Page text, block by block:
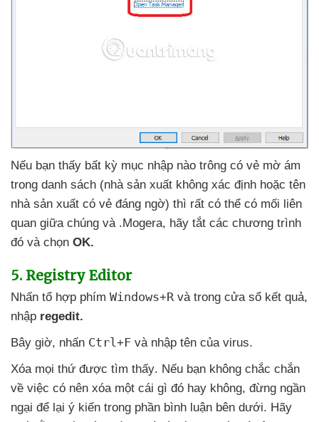
Nếu bạn thấy bất kỳ mục nhập nào trông có vẻ mờ ám
trong danh sách (nhà sản xuất không xác định hoặc tên
nhà sản xuất có vẻ đáng ngờ) thì rất có thể có mối liên
quan giữa chúng và .Mogera, hãy tắt các chương trình
đó và chọn OK.
5. Registry Editor
Nhấn tổ hợp phím Windows+R và trong cửa sổ kết quả,
nhập regedit.
Bây giờ, nhấn Ctrl+F và nhập tên của virus.
Xóa mọi thứ được tìm thấy. Nếu bạn không chắc chắn
về việc có nên xóa một cái gì đó hay không, đừng ngần
ngại để lại ý kiến trong phần bình luận bên dưới. Hãy